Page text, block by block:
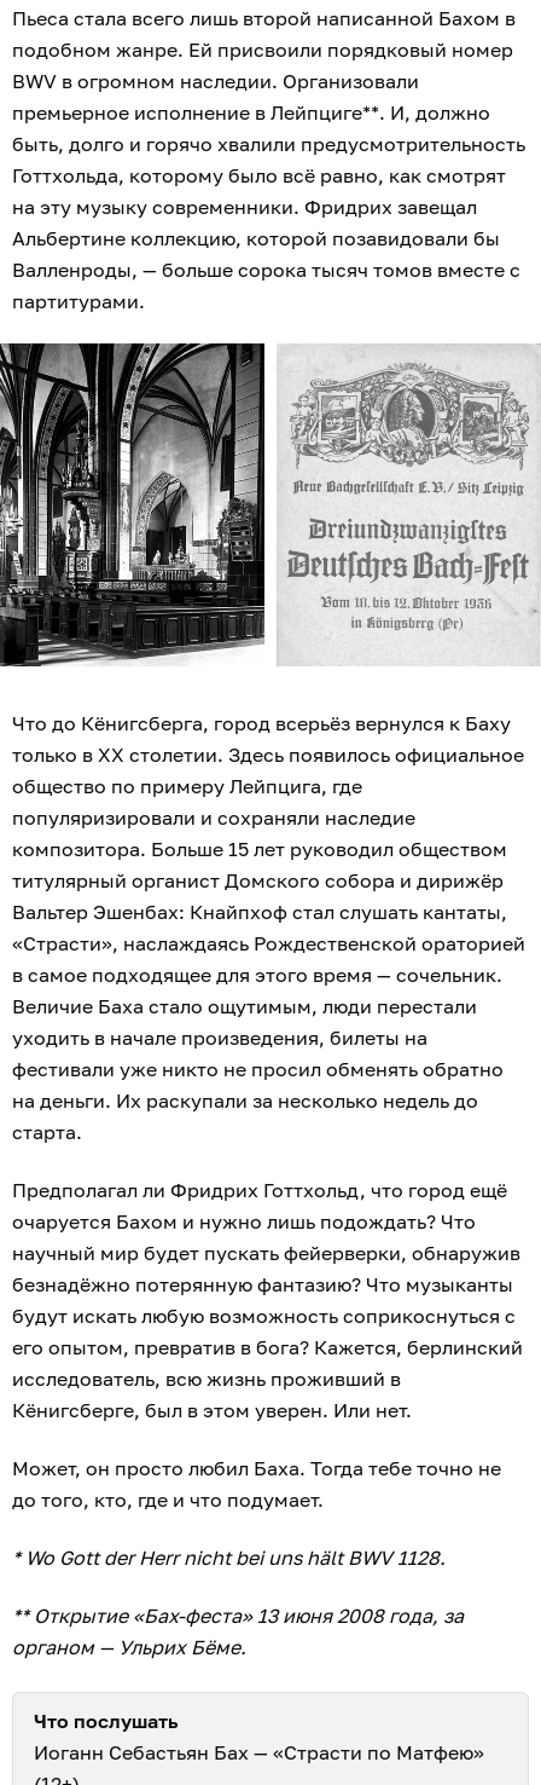
Пьеса стала всего лишь второй написанной Бахом в
подобном жанре. Ей присвоили порядковый номер
BWV в огромном наследии. Организовали
премьерное исполнение в Лейпциге**. И, должно
быть, долго и горячо хвалили предусмотрительность
Готтхольда, которому было всё равно, как смотрят
на эту музыку современники. Фридрих завещал
Альбертине коллекцию, которой позавидовали бы
Валленроды, — больше сорока тысяч томов вместе с
партитурами.
Что до Кёнигсберга, город всерьёз вернулся к Баху
только в XX столетии. Здесь появилось официальное
общество по примеру Лейпцига, где
популяризировали и сохраняли наследие
композитора. Больше 15 лет руководил обществом
титулярный органист Домского собора и дирижёр
Вальтер Эшенбах: Кнайпхоф стал слушать кантаты,
«Страсти», наслаждаясь Рождественской ораторией
в самое подходящее для этого время — сочельник.
Величие Баха стало ощутимым, люди перестали
уходить в начале произведения, билеты на
фестивали уже никто не просил обменять обратно
на деньги. Их раскупали за несколько недель до
старта.
Предполагал ли Фридрих Готтхольд, что город ещё
очаруется Бахом и нужно лишь подождать? Что
научный мир будет пускать фейерверки, обнаружив
безнадёжно потерянную фантазию? Что музыканты
будут искать любую возможность соприкоснуться с
его опытом, превратив в бога? Кажется, берлинский
исследователь, всю жизнь проживший в
Кёнигсберге, был в этом уверен. Или нет.
Может, он просто любил Баха. Тогда тебе точно не
до того, кто, где и что подумает.
* Wo Gott der Herr nicht bei uns hält BWV 1128.
** Открытие «Бах-феста» 13 июня 2008 года, за
органом — Ульрих Бёме.
Что послушать
Иоганн Себастьян Бах — «Страсти по Матфею»